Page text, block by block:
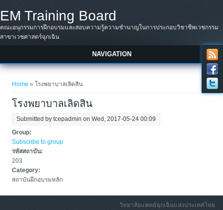
EM Training Board
คณะอนุกรรมการฝึกอบรมและสอบความรู้ความชำนาญในการประกอบวิชาชีพเวชกรรม
สาขาเวชศาสตร์ฉุกเฉิน
NAVIGATION
You are here
Home » โรงพยาบาลเลิดสิน
โรงพยาบาลเลิดสิน
Submitted bytcepadmin on Wed, 2017-05-24 00:09
Group:
Subscribe to group
รหัสสถาบัน:
203
Category:
สถาบันฝึกอบรมหลัก
วิทยาลัยแพทย์ฉุกเฉินแห่งประเทศไทย